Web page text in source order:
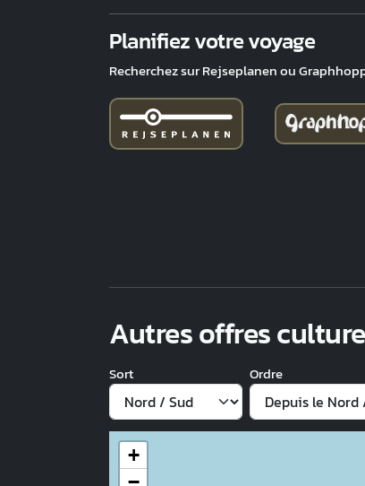
Planifiez votre voyage
Recherchez sur Rejseplanen ou
Autres offres
Sort Ordre
+